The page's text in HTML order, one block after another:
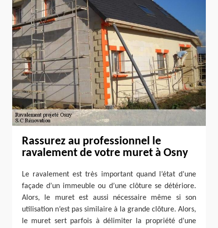
Rassurez au professionnel le
ravalement de votre muret à Osny
Le ravalement est très important quand l’état d’une
façade d’un immeuble ou d’une clôture se détériore.
Alors, le muret est aussi nécessaire même si son
utilisation n’est pas similaire à la grande clôture. Alors,
le muret sert parfois à délimiter la propriété d’une